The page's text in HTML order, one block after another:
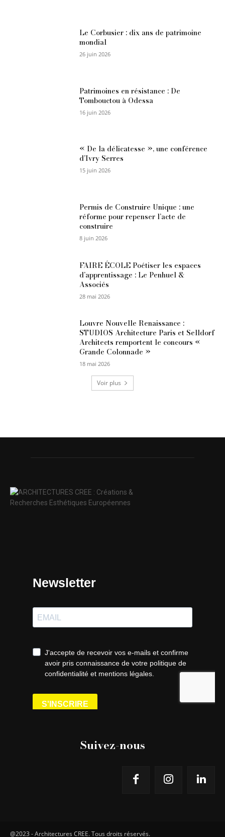
Le Corbusier : dix ans de patrimoine
mondial
26 juin 2026
Patrimoines en résistance : De
Tombouctou à Odessa
16 juin 2026
« De la délicatesse », une conférence
d’Ivry Serres
15 juin 2026
Permis de Construire Unique : une
réforme pour repenser l’acte de
construire
8 juin 2026
FAIRE ÉCOLE Poétiser les espaces
d’apprentissage : Le Penhuel &
Associés
28 mai 2026
Louvre Nouvelle Renaissance :
STUDIOS Architecture Paris et Selldorf
Architects remportent le concours «
Grande Colonnade »
18 mai 2026
Voir plus
Suivez-nous
@2023 - Architectures CREE. Tous droits réservés.